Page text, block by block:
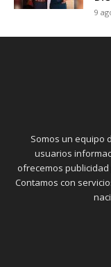
9
Somos un equipo
usuarios
ofrecemos
Contamos con